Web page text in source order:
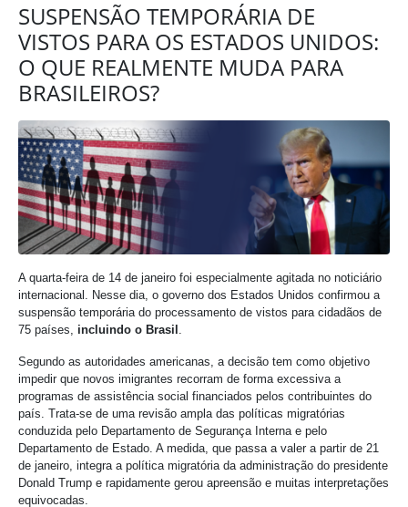
SUSPENSÃO TEMPORÁRIA DE
VISTOS PARA OS ESTADOS UNIDOS:
O QUE REALMENTE MUDA PARA
BRASILEIROS?
A quarta-feira de 14 de janeiro foi especialmente agitada no noticiário
internacional. Nesse dia, o governo dos Estados Unidos confirmou a
suspensão temporária do processamento de vistos para cidadãos de
75 países, incluindo o Brasil .
Segundo as autoridades americanas, a decisão tem como objetivo
impedir que novos imigrantes recorram de forma excessiva a
programas de assistência social financiados pelos contribuintes do
país. Trata-se de uma revisão ampla das políticas migratórias
conduzida pelo Departamento de Segurança Interna e pelo
Departamento de Estado. A medida, que passa a valer a partir de 21
de janeiro, integra a política migratória da administração do presidente
Donald Trump e rapidamente gerou apreensão e muitas interpretações
equivocadas.